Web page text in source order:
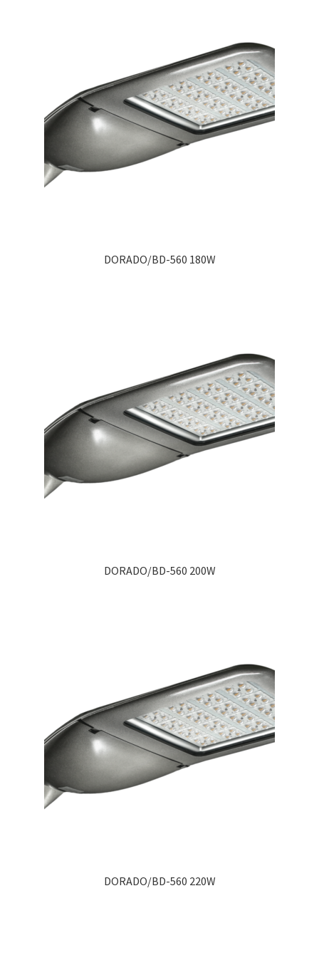
DORADO/BD-560 180W
DORADO/BD-560 200W
DORADO/BD-560 220W